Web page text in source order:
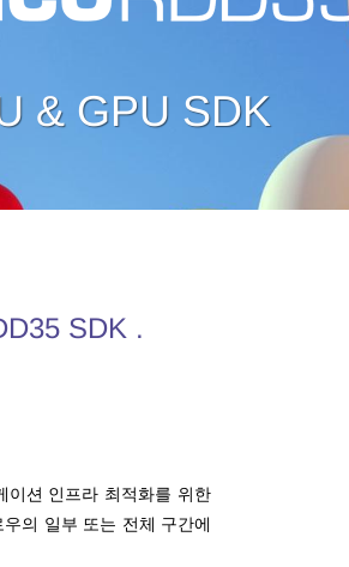
& GPU SDK
SDK .
이션 인프라 최적화를 위한
의 일부 또는 전체 구간에